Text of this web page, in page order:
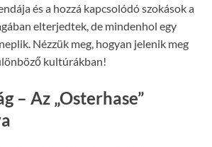
és a hozzá kapcsolódó szokások a
elterjedtek, de mindenhol egy
Nézzük meg, hogyan jelenik meg
kultúrákban!
– Az „Osterhase”